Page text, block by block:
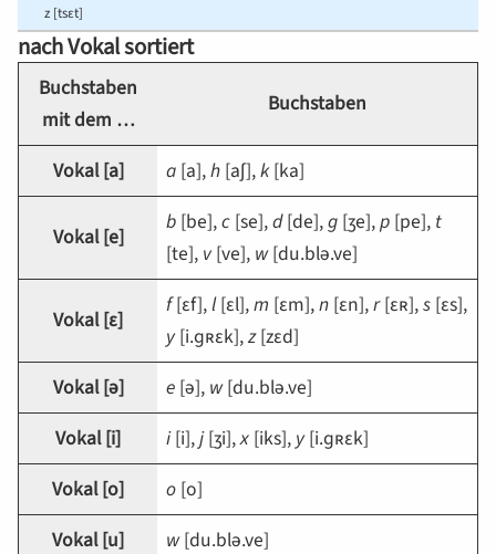
z [tsɛt]
nach Vokal sortiert
Buchstaben
mit dem …
Buchstaben
Vokal [a] a [a],h [aʃ],k[ka]
Vokal [e]
b [be],c [se],d[de],g [ʒe],p [pe], t
[te], v[ve], w[du.blə.ve]
Vokal [ɛ]
f[ɛf],l[ɛl],m [ɛm],n [ɛn],r[ɛʀ],s [ɛs],
y[i.ɡʀɛk],z[zɛd]
Vokal [ə] e [ə], w[du.blə.ve]
Vokal [i] i[i],j[ʒi],x [iks], y[i.ɡʀɛk]
Vokal [o] o [o]
Vokal [u] w[du.blə.ve]